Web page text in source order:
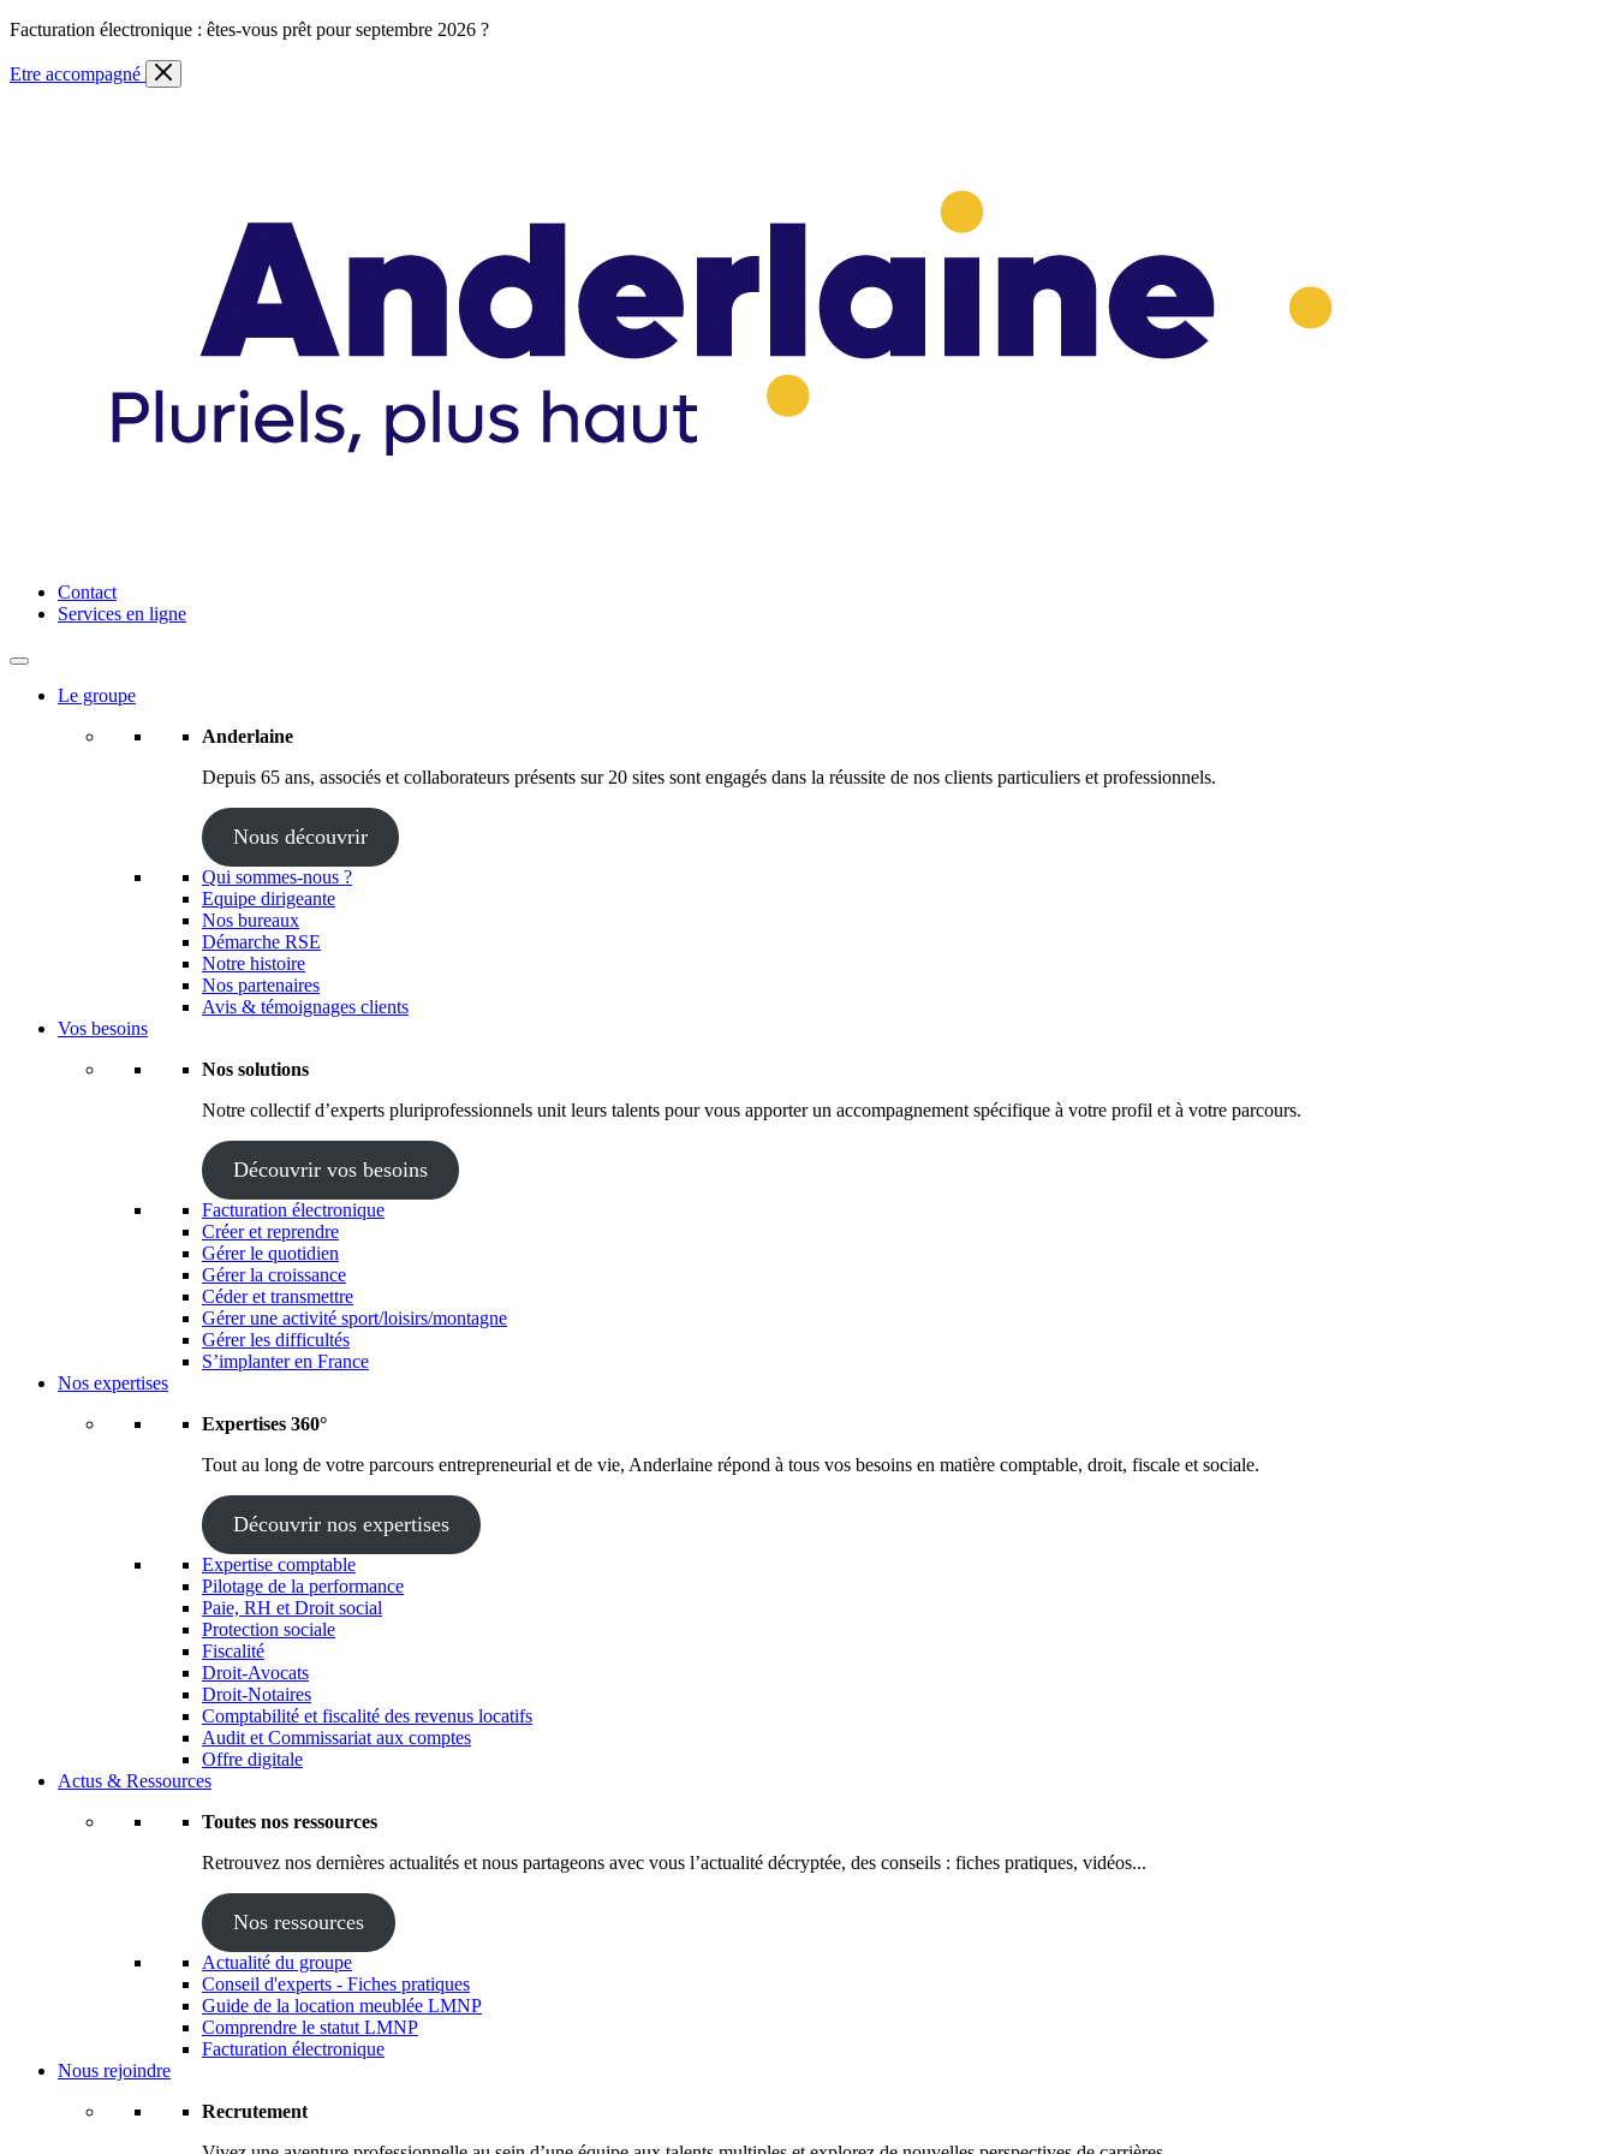
Skip
content
Facturation électronique : êtes-vous prêt pour septembre 2026 ?
Etre accompagné
Anderlaine | Conseil – Expert comptable – Avocat – Audit
Contact
Services en ligne
Le groupe
Anderlaine
Depuis 65 ans, associés et collaborateurs présents sur 20 sites sont engagés dans la réussite de nos clients particuliers et professionnels.
Nous découvrir
Qui sommes-nous ?
Equipe dirigeante
Nos bureaux
Démarche RSE
Notre histoire
Nos partenaires
Avis & témoignages clients
Vos besoins
Nos solutions
Notre collectif d’experts pluriprofessionnels unit leurs talents pour vous apporter un accompagnement spécifique à votre profil et à votre parcours.
Découvrir vos besoins
Facturation électronique
Créer et reprendre
Gérer le quotidien
Gérer la croissance
Céder et transmettre
Gérer une activité sport/loisirs/montagne
Gérer les difficultés
S’implanter en France
Nos expertises
Expertises 360°
Tout au long de votre parcours entrepreneurial et de vie, Anderlaine répond à tous vos besoins en matière comptable, droit, fiscale et sociale.
Découvrir nos expertises
Expertise comptable
Pilotage de la performance
Paie, RH et Droit social
Protection sociale
Fiscalité
Droit-Avocats
Droit-Notaires
Comptabilité et fiscalité des revenus locatifs
Audit et Commissariat aux comptes
Offre digitale
Actus & Ressources
Toutes nos ressources
Retrouvez nos dernières actualités et nous partageons avec vous l’actualité décryptée, des conseils : fiches pratiques, vidéos...
Nos ressources
Actualité du groupe
Conseil d'experts - Fiches pratiques
Guide de la location meublée LMNP
Comprendre le statut LMNP
Facturation électronique
Nous rejoindre
Recrutement